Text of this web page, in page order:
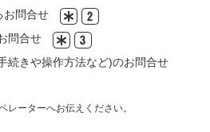
お問合せ
問合せ
続きや操作方法など)のお問合せ
ーターへお伝えください。